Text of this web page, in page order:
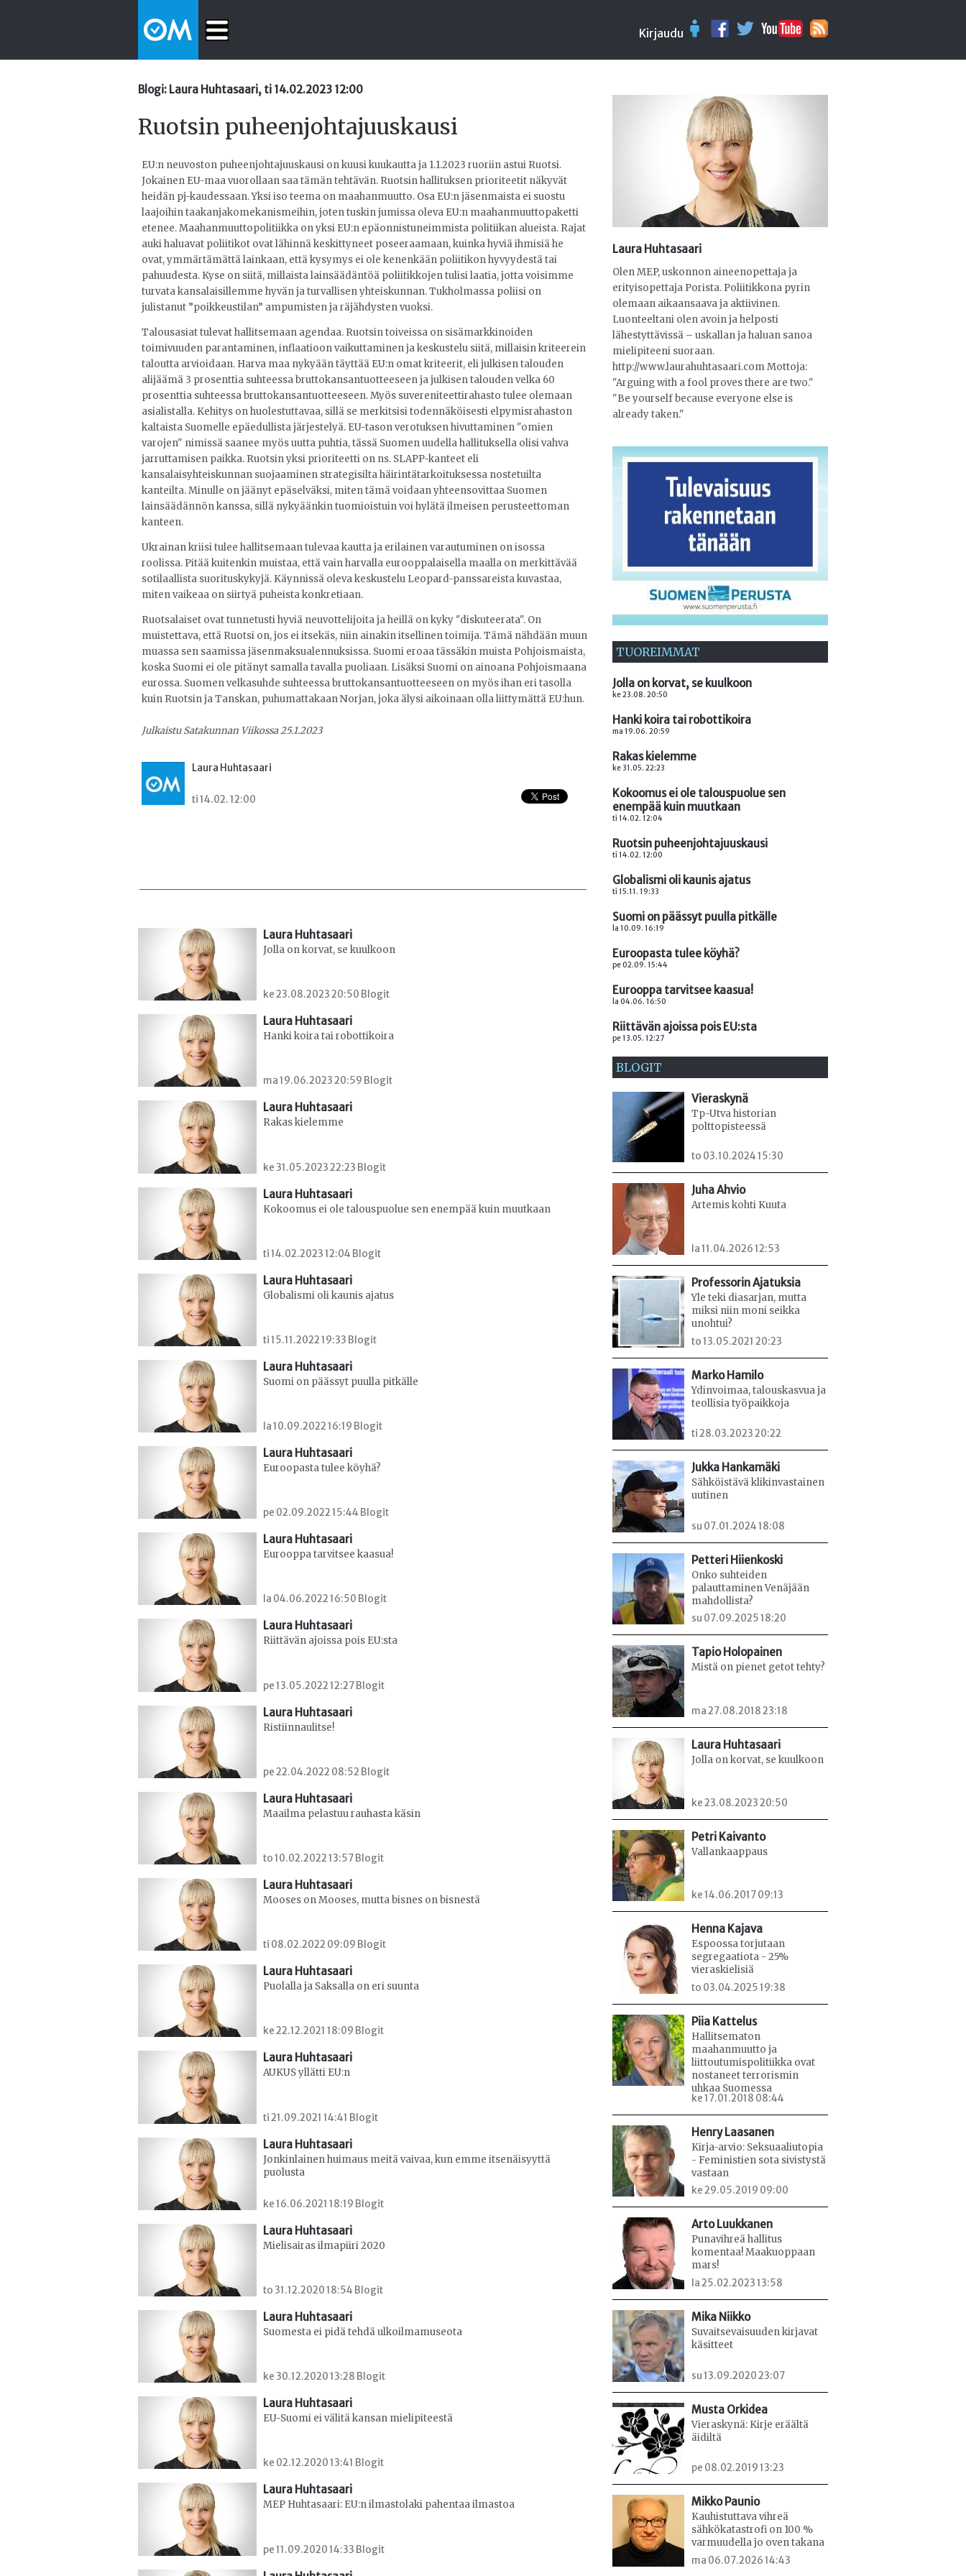
Kirjaudu
Blogi: Laura Huhtasaari, ti 14.02.2023 12:00
Ruotsin puheenjohtajuuskausi
EU:n neuvoston puheenjohtajuuskausi on kuusi kuukautta ja 1.1.2023 ruoriin astui Ruotsi.
Jokainen EU-maa vuorollaan saa tämän tehtävän. Ruotsin hallituksen prioriteetit näkyvät
heidän pj-kaudessaan. Yksi iso teema on maahanmuutto. Osa EU:n jäsenmaista ei suostu
laajoihin taakanjakomekanismeihin, joten tuskin jumissa oleva EU:n maahanmuuttopaketti
etenee. Maahanmuuttopolitiikka on yksi EU:n epäonnistuneimmista politiikan alueista. Rajat
auki haluavat poliitikot ovat lähinnä keskittyneet poseeraamaan, kuinka hyviä ihmisiä he
ovat, ymmärtämättä lainkaan, että kysymys ei ole kenenkään poliitikon hyvyydestä tai
pahuudesta. Kyse on siitä, millaista lainsäädäntöä poliitikkojen tulisi laatia, jotta voisimme
turvata kansalaisillemme hyvän ja turvallisen yhteiskunnan. Tukholmassa poliisi on
julistanut ”poikkeustilan” ampumisten ja räjähdysten vuoksi.
Talousasiat tulevat hallitsemaan agendaa. Ruotsin toiveissa on sisämarkkinoiden
toimivuuden parantaminen, inflaatioon vaikuttaminen ja keskustelu siitä, millaisin kriteerein
taloutta arvioidaan. Harva maa nykyään täyttää EU:n omat kriteerit, eli julkisen talouden
alijäämä 3 prosenttia suhteessa bruttokansantuotteeseen ja julkisen talouden velka 60
prosenttia suhteessa bruttokansantuotteeseen. Myös suvereniteettirahasto tulee olemaan
asialistalla. Kehitys on huolestuttavaa, sillä se merkitsisi todennäköisesti elpymisrahaston
kaltaista Suomelle epäedullista järjestelyä. EU-tason verotuksen hivuttaminen "omien
varojen" nimissä saanee myös uutta puhtia, tässä Suomen uudella hallituksella olisi vahva
jarruttamisen paikka. Ruotsin yksi prioriteetti on ns. SLAPP-kanteet eli
kansalaisyhteiskunnan suojaaminen strategisilta häirintätarkoituksessa nostetuilta
kanteilta. Minulle on jäänyt epäselväksi, miten tämä voidaan yhteensovittaa Suomen
lainsäädännön kanssa, sillä nykyäänkin tuomioistuin voi hylätä ilmeisen perusteettoman
kanteen.
Ukrainan kriisi tulee hallitsemaan tulevaa kautta ja erilainen varautuminen on isossa
roolissa. Pitää kuitenkin muistaa, että vain harvalla eurooppalaisella maalla on merkittävää
sotilaallista suorituskykyjä. Käynnissä oleva keskustelu Leopard-panssareista kuvastaa,
miten vaikeaa on siirtyä puheista konkretiaan.
Ruotsalaiset ovat tunnetusti hyviä neuvottelijoita ja heillä on kyky "diskuteerata". On
muistettava, että Ruotsi on, jos ei itsekäs, niin ainakin itsellinen toimija. Tämä nähdään muun
muassa sen saamissa jäsenmaksualennuksissa. Suomi eroaa tässäkin muista Pohjoismaista,
koska Suomi ei ole pitänyt samalla tavalla puoliaan. Lisäksi Suomi on ainoana Pohjoismaana
eurossa. Suomen velkasuhde suhteessa bruttokansantuotteeseen on myös ihan eri tasolla
kuin Ruotsin ja Tanskan, puhumattakaan Norjan, joka älysi aikoinaan olla liittymättä EU:hun.
Julkaistu Satakunnan Viikossa 25.1.2023
Laura Huhtasaari
ti 14.02. 12:00
Laura Huhtasaari
Jolla on korvat, se kuulkoon
ke 23.08.2023 20:50 Blogit
Laura Huhtasaari
Hanki koira tai robottikoira
ma 19.06.2023 20:59 Blogit
Laura Huhtasaari
Rakas kielemme
ke 31.05.2023 22:23 Blogit
Laura Huhtasaari
Kokoomus ei ole talouspuolue sen enempää kuin muutkaan
ti 14.02.2023 12:04 Blogit
Laura Huhtasaari
Globalismi oli kaunis ajatus
ti 15.11.2022 19:33 Blogit
Laura Huhtasaari
Suomi on päässyt puulla pitkälle
la 10.09.2022 16:19 Blogit
Laura Huhtasaari
Euroopasta tulee köyhä?
pe 02.09.2022 15:44 Blogit
Laura Huhtasaari
Eurooppa tarvitsee kaasua!
la 04.06.2022 16:50 Blogit
Laura Huhtasaari
Riittävän ajoissa pois EU:sta
pe 13.05.2022 12:27 Blogit
Laura Huhtasaari
Ristiinnaulitse!
pe 22.04.2022 08:52 Blogit
Laura Huhtasaari
Maailma pelastuu rauhasta käsin
to 10.02.2022 13:57 Blogit
Laura Huhtasaari
Mooses on Mooses, mutta bisnes on bisnestä
ti 08.02.2022 09:09 Blogit
Laura Huhtasaari
Puolalla ja Saksalla on eri suunta
ke 22.12.2021 18:09 Blogit
Laura Huhtasaari
AUKUS yllätti EU:n
ti 21.09.2021 14:41 Blogit
Laura Huhtasaari
Jonkinlainen huimaus meitä vaivaa, kun emme itsenäisyyttä
puolusta
ke 16.06.2021 18:19 Blogit
Laura Huhtasaari
Mielisairas ilmapiiri 2020
to 31.12.2020 18:54 Blogit
Laura Huhtasaari
Suomesta ei pidä tehdä ulkoilmamuseota
ke 30.12.2020 13:28 Blogit
Laura Huhtasaari
EU-Suomi ei välitä kansan mielipiteestä
ke 02.12.2020 13:41 Blogit
Laura Huhtasaari
MEP Huhtasaari: EU:n ilmastolaki pahentaa ilmastoa
pe 11.09.2020 14:33 Blogit
Laura Huhtasaari
Olen MEP, uskonnon aineenopettaja ja
erityisopettaja Porista. Poliitikkona pyrin
olemaan aikaansaava ja aktiivinen.
Luonteeltani olen avoin ja helposti
lähestyttävissä – uskallan ja haluan sanoa
mielipiteeni suoraan.
http://www.laurahuhtasaari.com Mottoja:
"Arguing with a fool proves there are two."
"Be yourself because everyone else is
already taken."
TUOREIMMAT
Jolla on korvat, se kuulkoon
ke 23.08. 20:50
Hanki koira tai robottikoira
ma 19.06. 20:59
Rakas kielemme
ke 31.05. 22:23
Kokoomus ei ole talouspuolue sen
enempää kuin muutkaan
ti 14.02. 12:04
Ruotsin puheenjohtajuuskausi
ti 14.02. 12:00
Globalismi oli kaunis ajatus
ti 15.11. 19:33
Suomi on päässyt puulla pitkälle
la 10.09. 16:19
Euroopasta tulee köyhä?
pe 02.09. 15:44
Eurooppa tarvitsee kaasua!
la 04.06. 16:50
Riittävän ajoissa pois EU:sta
pe 13.05. 12:27
BLOGIT
Vieraskynä
Tp-Utva historian
polttopisteessä
to 03.10.2024 15:30
Juha Ahvio
Artemis kohti Kuuta
la 11.04.2026 12:53
Professorin Ajatuksia
Yle teki diasarjan, mutta
miksi niin moni seikka
unohtui?
to 13.05.2021 20:23
Marko Hamilo
Ydinvoimaa, talouskasvua ja
teollisia työpaikkoja
ti 28.03.2023 20:22
Jukka Hankamäki
Sähköistävä klikinvastainen
uutinen
su 07.01.2024 18:08
Petteri Hiienkoski
Onko suhteiden
palauttaminen Venäjään
mahdollista?
su 07.09.2025 18:20
Tapio Holopainen
Mistä on pienet getot tehty?
ma 27.08.2018 23:18
Laura Huhtasaari
Jolla on korvat, se kuulkoon
ke 23.08.2023 20:50
Petri Kaivanto
Vallankaappaus
ke 14.06.2017 09:13
Henna Kajava
Espoossa torjutaan
segregaatiota - 25%
vieraskielisiä
to 03.04.2025 19:38
Piia Kattelus
Hallitsematon
maahanmuutto ja
liittoutumispolitiikka ovat
nostaneet terrorismin
uhkaa Suomessa
ke 17.01.2018 08:44
Henry Laasanen
Kirja-arvio: Seksuaaliutopia
- Feministien sota sivistystä
vastaan
ke 29.05.2019 09:00
Arto Luukkanen
Punavihreä hallitus
komentaa! Maakuoppaan
mars!
la 25.02.2023 13:58
Mika Niikko
Suvaitsevaisuuden kirjavat
käsitteet
su 13.09.2020 23:07
Musta Orkidea
Vieraskynä: Kirje eräältä
äidiltä
pe 08.02.2019 13:23
Mikko Paunio
Kauhistuttava vihreä
sähkökatastrofi on 100 %
varmuudella jo oven takana
ma 06.07.2026 14:43